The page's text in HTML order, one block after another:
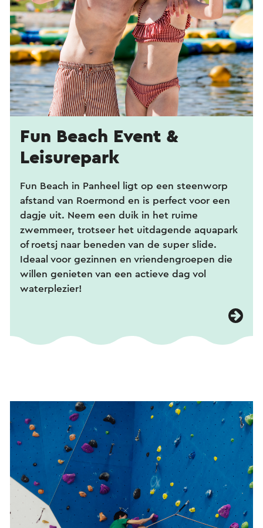
Fun Beach Event &
Leisurepark
Fun Beach in Panheel ligt op een steenworp
afstand van Roermond en is perfect voor een
dagje uit. Neem een duik in het ruime
zwemmeer, trotseer het uitdagende aquapark
of roetsj naar beneden van de super slide.
Ideaal voor gezinnen en vriendengroepen die
willen genieten van een actieve dag vol
waterplezier!